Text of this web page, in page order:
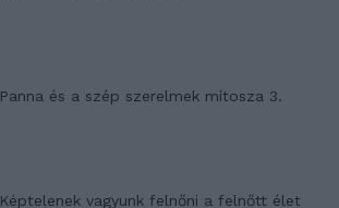
Panna és a szép szerelmek mítosza 3.
Képtelenek vagyunk felnőni a felnőtt élet